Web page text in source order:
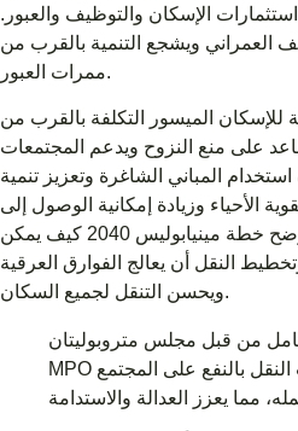
الإسكان والتوظيف والعبور.
العمراني ويشجع التنمية بالقرب من
ممرات العبور.
الميسور التكلفة بالقرب من
على منع النزوح ويدعم المجتمعات
المباني الشاغرة وتعزيز تنمية
الأحياء وزيادة إمكانية الوصول إلى
الوظائف والخدمات. توضح خطة مينيابوليس 2040 كيف يمكن
النقل أن يعالج الفوارق العرقية
ويحسن التنقل لجميع السكان.
من قبل مجلس متروبوليتان
MPO أن تعود استثمارات النقل بالنفع على المجتمع